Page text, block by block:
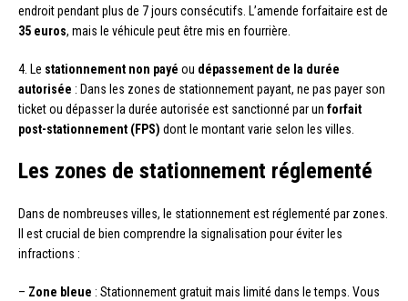
endroit pendant plus de 7 jours consécutifs. L’amende forfaitaire est de
35 euros, mais le véhicule peut être mis en fourrière.
4. Le stationnement non payé ou dépassement de la durée
autorisée : Dans les zones de stationnement payant, ne pas payer son
ticket ou dépasser la durée autorisée est sanctionné par un forfait
post-stationnement (FPS) dont le montant varie selon les villes.
Les zones de stationnement réglementé
Dans de nombreuses villes, le stationnement est réglementé par zones.
Il est crucial de bien comprendre la signalisation pour éviter les
infractions :
– Zone bleue : Stationnement gratuit mais limité dans le temps. Vous